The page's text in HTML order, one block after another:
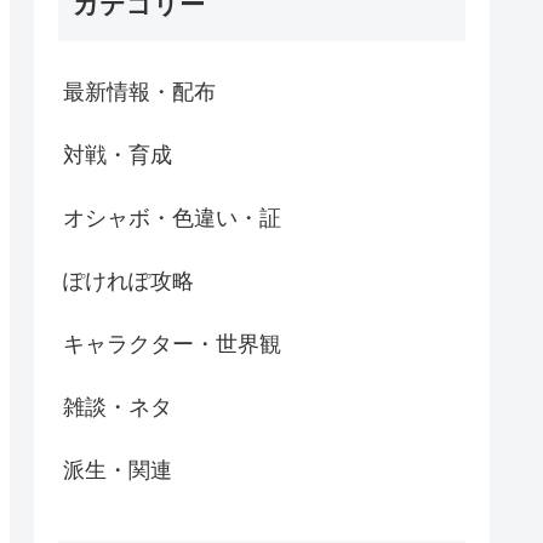
最新情報・配布
対戦・育成
オシャボ・色違い・証
ぽけれぽ攻略
キャラクター・世界観
雑談・ネタ
派生・関連